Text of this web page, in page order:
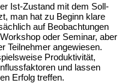
Ist-Zustand mit dem Soll-
man hat zu Beginn klare
auf Beobachtungen
oder Seminar, aber
Teilnehmer angewiesen.
Produktivität,
und lassen
Erfolg treffen.